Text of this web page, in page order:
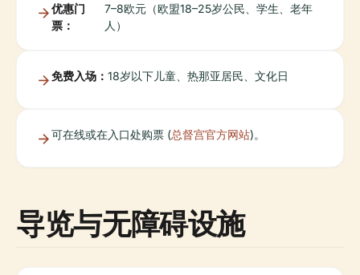
优惠门
票：
7–8欧元（欧盟18–25岁公民、学生、老年
人）
免费入场： 18岁以下儿童、热那亚居民、文化日
可在线或在入口处购票 (总督宫官方网站)。
导览与无障碍设施